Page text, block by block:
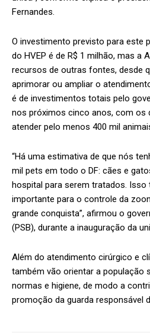
Fernandes.
O investimento previsto para este
do HVEP é de R$ 1 milhão, mas a
recursos de outras fontes, desde
aprimorar ou ampliar o
é de investimentos totais pelo
nos próximos cinco anos, com os
atender pelo menos 400 mil
“Há uma estimativa de que nós
mil pets em todo o DF: cães e
hospital para serem tratados. Isso
importante para o controle da
grande conquista”, afirmou o
(PSB), durante a inauguração da
Além do atendimento cirúrgico e
também vão orientar a população
normas e higiene, de modo a
promoção da guarda responsável